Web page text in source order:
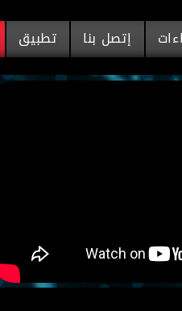
إتصل بنا تطبيق